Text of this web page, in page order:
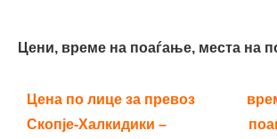
Цени, време на поаѓање, места на
Цена по лице за превоз
Скопје-Халкидики –